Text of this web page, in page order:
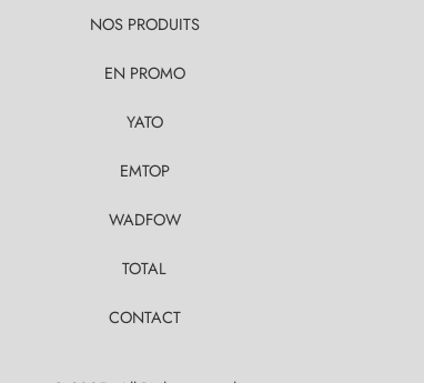
NOS PRODUITS
EN PROMO
YATO
EMTOP
WADFOW
TOTAL
CONTACT